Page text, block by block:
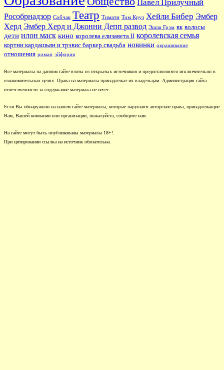
Павел Прилучный
Рособрнадзор Собчак Театр Тимати Том Круз Хейли Бибер Эмбер
Херд Эмбер Херд и Джонни Депп развод Эшли Грэм вк волосы
дети илон маск кино королева елизавета II королевская семья
кортни кардашьян и трэвис баркер свадьба новинки окрашивание
отношения роман эйфория
Все материалы на данном сайте взяты из открытых источников и предоставляются исключительно в
ознакомительных целях. Права на материалы принадлежат их владельцам. Администрация сайта
ответственности за содержание материала не несет.
Если Вы обнаружили на нашем сайте материалы, которые нарушают авторские права, принадлежащие
Вам, Вашей компании или организации, пожалуйста, сообщите нам.
На сайте могут быть опубликованы материалы 18+!
При цитировании ссылка на источник обязательна.